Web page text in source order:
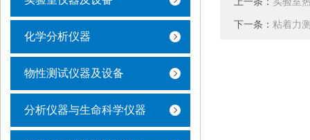
化学分析仪器
物性测试仪器及设备
分析仪器与生命科学仪器
下一条： 粘着力